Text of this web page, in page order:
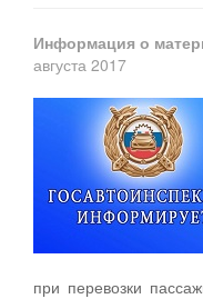
Информация о
августа 2017
при перевозки